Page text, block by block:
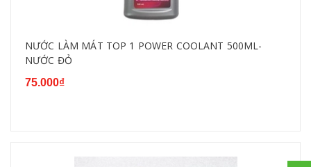
NƯỚC LÀM MÁT TOP 1 POWER COOLANT 500ML-
NƯỚC ĐỎ
75.000₫